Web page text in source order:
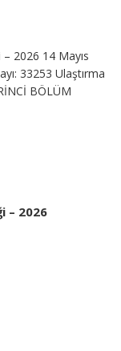
2026 14 Mayıs
33253 Ulaştırma
BÖLÜM
– 2026